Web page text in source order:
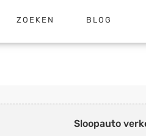
ZOEKEN BLOG
Sloopauto